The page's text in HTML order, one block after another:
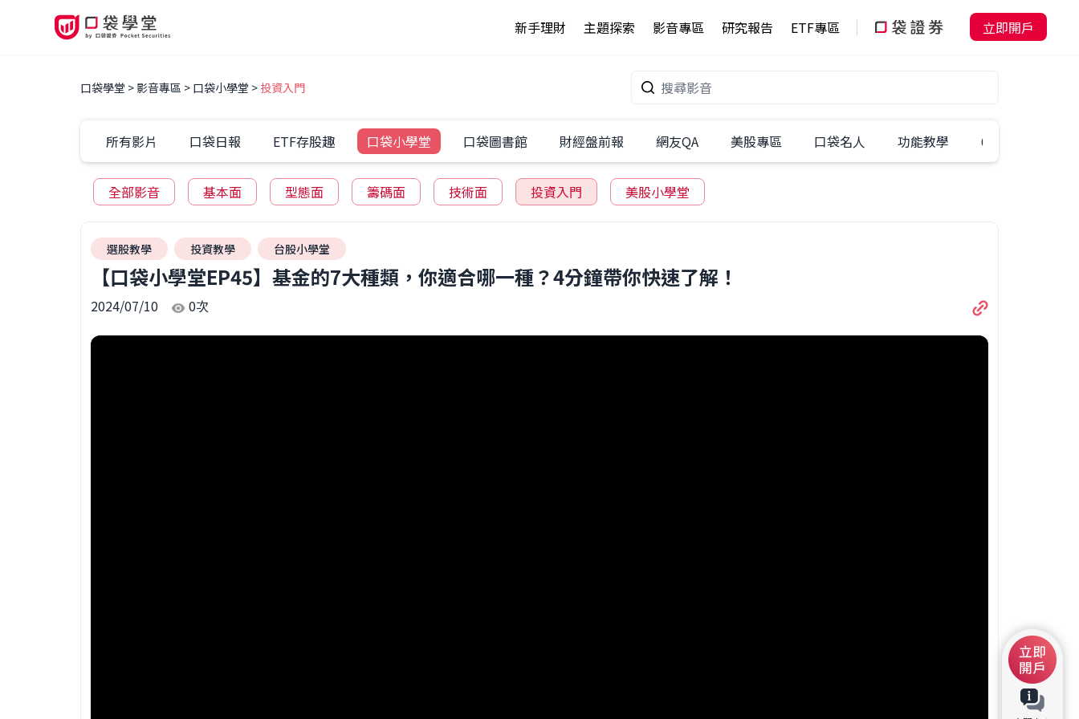
新手理財 主題探索 影音專區 研究報告 ETF專區 立即開戶
口袋學堂 影音專區 口袋小學堂 投資入門
所有影片 口袋日報 ETF存股趣 口袋小學堂 口袋圖書館 財經盤前報 網友QA 美股專區 口袋名人 功能教學 60秒學一招
全部影音 基本面 型態面 籌碼面 技術面 投資入門 美股小學堂
選股教學 投資教學 台股小學堂
【口袋小學堂EP45】基金的7大種類，你適合哪一種？4分鐘帶你快速了解！
2024/07/10 0次